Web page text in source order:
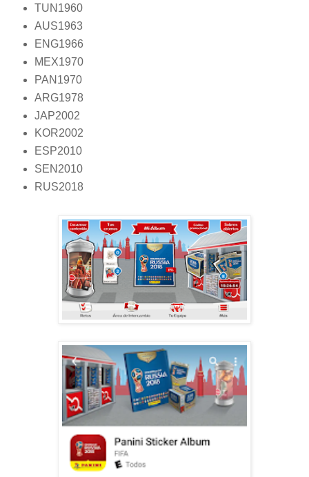
TUN1960
AUS1963
ENG1966
MEX1970
PAN1970
ARG1978
JAP2002
KOR2002
ESP2010
SEN2010
RUS2018